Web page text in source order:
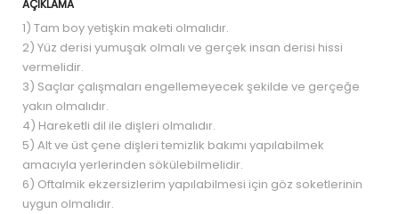
AÇIKLAMA
1) Tam boy yetişkin maketi olmalıdır.
2) Yüz derisi yumuşak olmalı ve gerçek insan derisi hissi
vermelidir.
3) Saçlar çalışmaları engellemeyecek şekilde ve gerçeğe
yakın olmalıdır.
4) Hareketli dil ile dişleri olmalıdır.
5) Alt ve üst çene dişleri temizlik bakımı yapılabilmek
amacıyla yerlerinden sökülebilmelidir.
6) Oftalmik ekzersizlerim yapılabilmesi için göz soketlerinin
uygun olmalıdır.